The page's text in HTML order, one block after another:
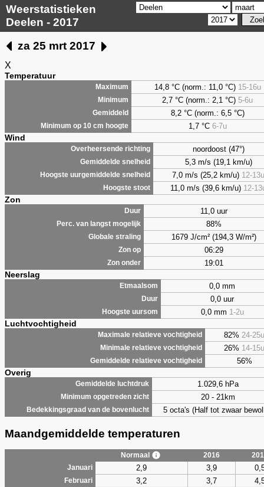
Weerstatistieken
Deelen - 2017
za 25 mrt 2017
X
Temperatuur
Maximum 14,8 °C (norm.: 11,0 °C) 15-16u
Minimum 2,7 °C (norm.: 2,1 °C) 5-6u
Gemiddeld 8,2°C (norm.: 6,5 °C)
Minimum op 10 cm hoogte 1,7°C 6-7u
Wind
Overheersende richting noordoost (47°)
Gemiddelde snelheid 5,3 m/s (19,1 km/u)
Hoogste uurgemiddelde snelheid 7,0 m/s (25,2 km/u) 12-13u
Hoogste stoot 11,0 m/s (39,6 km/u) 12-
Zon
Duur 11,0 uur
Perc. van langst mogelijk 88%
Globale straling 1679 J/cm² (194,3 W/m²)
Zon op 06:29
Zon onder 19:01
Neerslag
Etmaalsom 0,0 mm
Duur 0,0 uur
Hoogste uursom 0,0 mm 1-2u
Luchtvochtigheid
Maximale relatieve vochtigheid 82% 24-25u
Minimale relatieve vochtigheid 26% 14-15u
Gemiddelde relatieve vochtigheid 56%
Overig
Gemiddelde luchtdruk 1.029,6 hPa
Minimum opgetreden zicht 20 - 21km
Bedekkingsgraad van de bovenlucht 5 octa's (Half tot zwaar
Maandgemiddelde temperaturen
Normaal 2016
Januari
2,9 3,9
Februari 3,2 3,7